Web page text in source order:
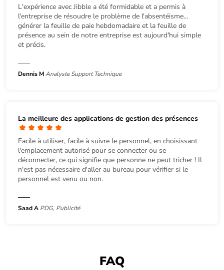
L'expérience avec Jibble a été formidable et a permis à
l'entreprise de résoudre le problème de l'absentéisme...
générer la feuille de paie hebdomadaire et la feuille de
présence au sein de notre entreprise est aujourd'hui simple
et précis.
Dennis MAnalyste Support Technique
La meilleure des applications de gestion des présences
Facile à utiliser, facile à suivre le personnel, en choisissant
l'emplacement autorisé pour se connecter ou se
déconnecter, ce qui signifie que personne ne peut tricher ! Il
n'est pas nécessaire d'aller au bureau pour vérifier si le
personnel est venu ou non.
Saad A PDG, Publicité
FAQ